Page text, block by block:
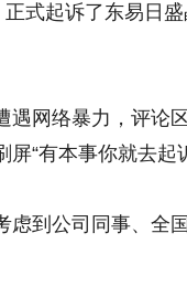
式起诉了东易日
网络暴力，评论
“有本事你就去起
到公司同事、全